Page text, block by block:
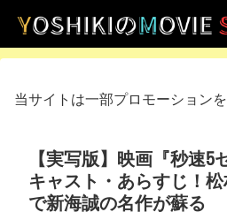
当サイトは一部プロモーション
【実写版】映画『秒速5
キャスト・あらすじ！
で新海誠の名作が蘇る